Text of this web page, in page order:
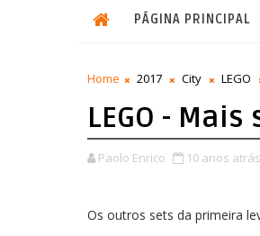
PÁGINA PRINCIPAL
Home 2017 City LEGO
LEGO -
Paolo Enrico 10 anos atrás
Os outros sets da primeira